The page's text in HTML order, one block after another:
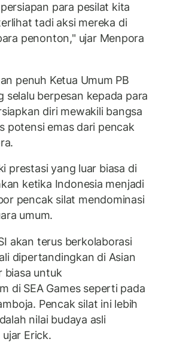
para pesilat kita
tadi aksi mereka di
penonton," ujar Menpora
penuh Ketua Umum PB
selalu berpesan kepada para
diri mewakili bangsa
potensi emas dari pencak
prestasi yang luar biasa di
ketika Indonesia menjadi
pencak silat mendominasi
umum.
akan terus berkolaborasi
dipertandingkan di Asian
biasa untuk
di SEA Games seperti pada
Pencak silat ini lebih
nilai budaya asli
Erick.